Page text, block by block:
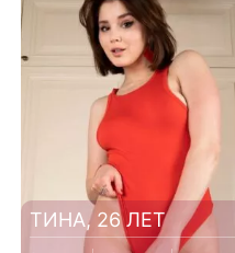
ТИНА, 26 ЛЕТ